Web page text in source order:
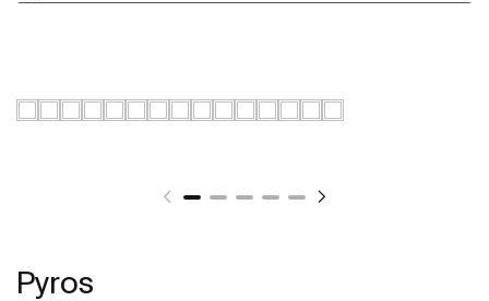
Pyros